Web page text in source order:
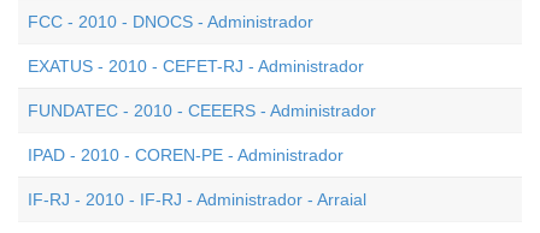
FCC - 2010 - DNOCS - Administrador
EXATUS - 2010 - CEFET-RJ - Administrador
FUNDATEC - 2010 - CEEERS - Administrador
IPAD - 2010 - COREN-PE - Administrador
IF-RJ - 2010 - IF-RJ - Administrador - Arraial